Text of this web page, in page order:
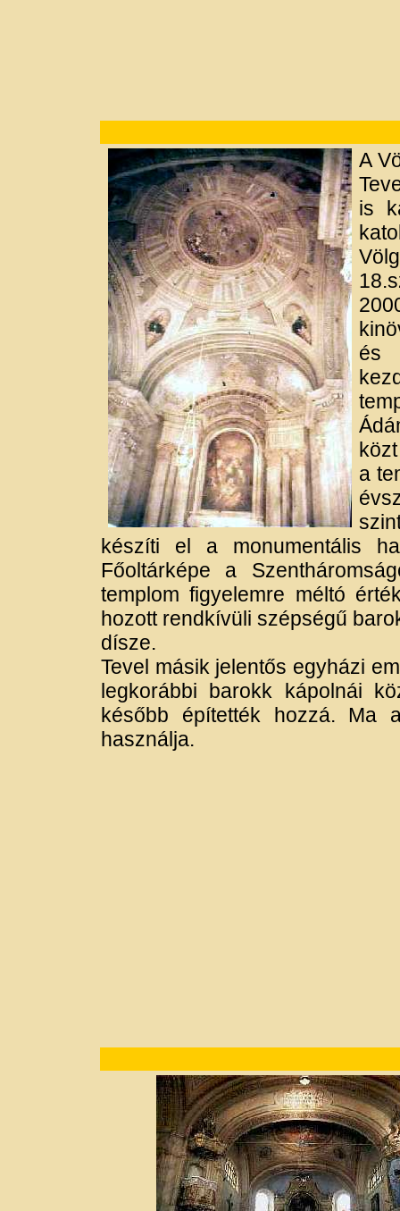
A
is
és
a
készíti el a monumentális
Főoltárképe a
templom figyelemre méltó
hozott rendkívüli szépségű
dísze.
Tevel másik jelentős egyházi
legkorábbi barokk kápolnái
később építették hozzá. Ma
használja.